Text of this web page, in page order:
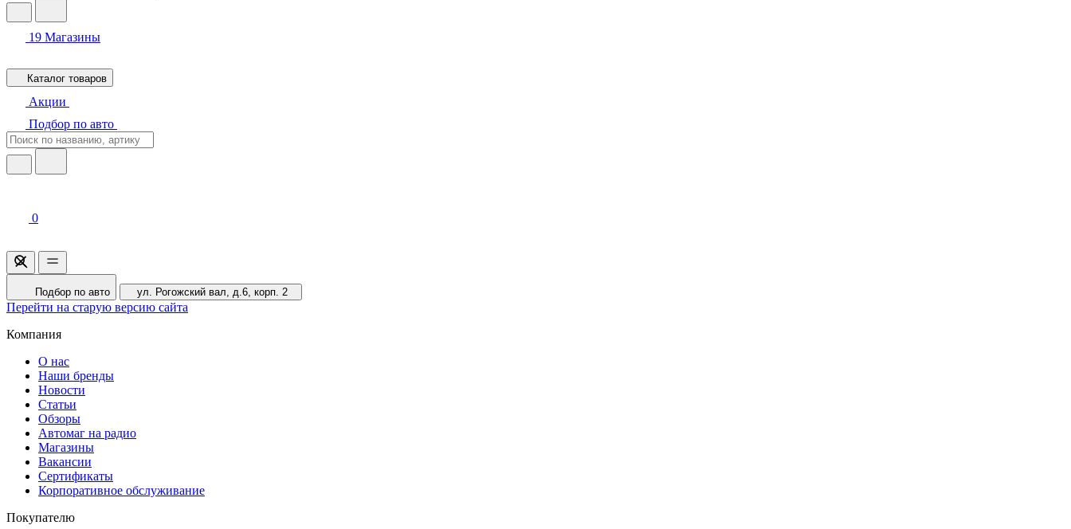
19 Магазины
Каталог товаров
Акции
Подбор по авто
0
Подбор по авто ул. Рогожский вал, д.6, корп. 2
Перейти на старую версию сайта
Компания
О нас
Наши бренды
Новости
Статьи
Обзоры
Автомаг на радио
Магазины
Вакансии
Сертификаты
Корпоративное обслуживание
Покупателю